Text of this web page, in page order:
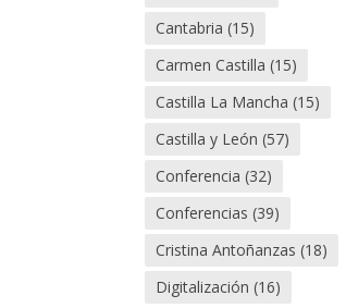
Cantabria (15)
Carmen Castilla (15)
Castilla La Mancha (15)
Castilla y León (57)
Conferencia (32)
Conferencias (39)
Cristina Antoñanzas (18)
Digitalización (16)